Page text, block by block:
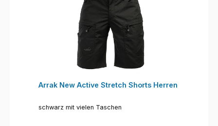
Arrak New Active Stretch Shorts Herren
schwarz mit vielen Taschen